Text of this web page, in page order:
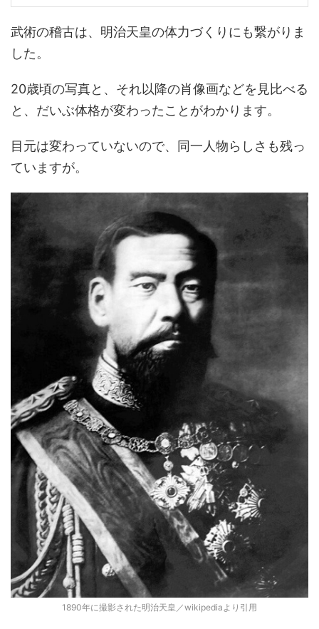
武術の稽古は、明治天皇の体力づくりにも繋がりま
した。
20歳頃の写真と、それ以降の肖像画などを見比べる
と、だいぶ体格が変わったことがわかります。
目元は変わっていないので、同一人物らしさも残っ
ていますが。
1890年に撮影された明治天皇／wikipediaより引用